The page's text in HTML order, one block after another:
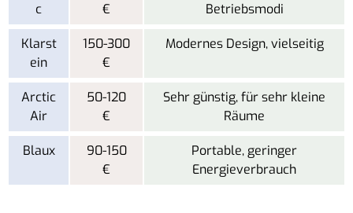
c
€
Betriebsmodi
Klarst
ein
150-300
€
Modernes Design, vielseitig
Arctic
Air
50-120
€
Sehr günstig, für sehr kleine
Räume
Blaux
90-150
€
Portable, geringer
Energieverbrauch